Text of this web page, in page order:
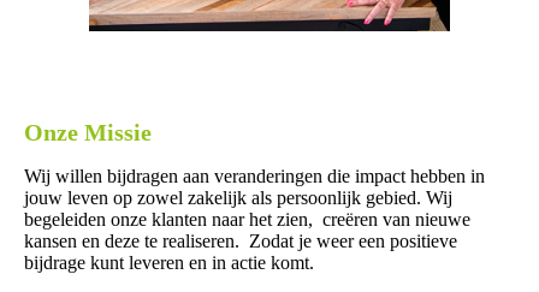
Onze Missie
Wij willen bijdragen aan veranderingen die impact hebben in
jouw leven op zowel zakelijk als persoonlijk gebied. Wij
begeleiden onze klanten naar het zien, creëren van nieuwe
kansen en deze te realiseren. Zodat je weer een positieve
bijdrage kunt leveren en in actie komt.